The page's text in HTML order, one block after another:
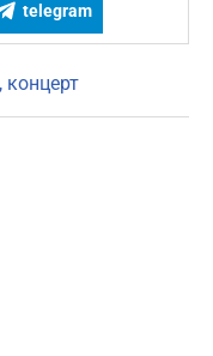
telegram
концерт